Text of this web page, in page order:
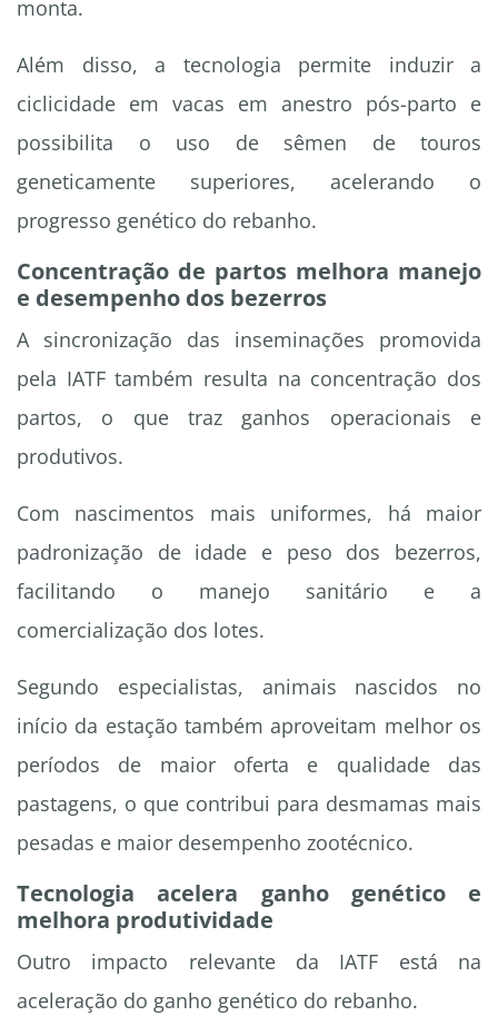
monta.
Além disso, a tecnologia permite induzir a
ciclicidade em vacas em anestro pós-parto e
possibilita o uso de sêmen de touros
geneticamente superiores, acelerando o
progresso genético do rebanho.
Concentração de partos melhora manejo
e desempenho dos bezerros
A sincronização das inseminações promovida
pela IATF também resulta na concentração dos
partos, o que traz ganhos operacionais e
produtivos.
Com nascimentos mais uniformes, há maior
padronização de idade e peso dos bezerros,
facilitando o manejo sanitário e a
comercialização dos lotes.
Segundo especialistas, animais nascidos no
início da estação também aproveitam melhor os
períodos de maior oferta e qualidade das
pastagens, o que contribui para desmamas mais
pesadas e maior desempenho zootécnico.
Tecnologia acelera ganho genético e
melhora produtividade
Outro impacto relevante da IATF está na
aceleração do ganho genético do rebanho.